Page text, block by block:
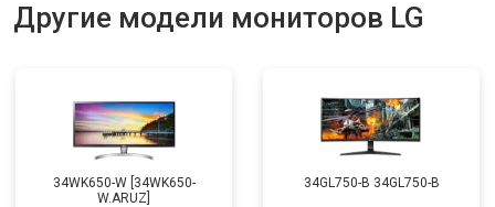
Другие модели мониторов LG
34WK650-W [34WK650-
W.ARUZ]
34GL750-B 34GL750-B